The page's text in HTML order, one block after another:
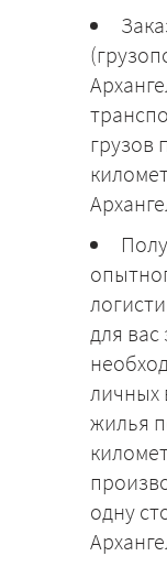
грузов
для вас
личных
жилья
одну